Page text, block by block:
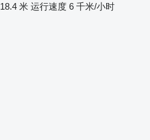
18.4 米 运行速度 6 千米/小时